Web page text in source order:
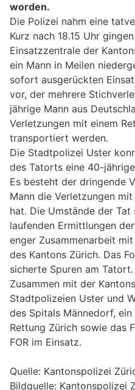
worden.
Die Polizei nahm eine
Kurz nach 18.15 Uhr
Einsatzzentrale der
ein Mann in Meilen
sofort ausgerückten
vor, der mehrere
jährige Mann aus
Verletzungen mit einem
transportiert werden.
Die Stadtpolizei Uster
des Tatorts eine 40-
Es besteht der dringende
Mann die Verletzungen
hat. Die Umstände der
laufenden Ermittlungen
enger Zusammenarbeit
des Kantons Zürich. Das
sicherte Spuren am Tatort.
Zusammen mit der
Stadtpolizeien Uster und
des Spitals Männedorf,
Rettung Zürich sowie das
FOR im Einsatz.
Quelle: Kantonspolizei
Bildquelle: Kantonspolizei